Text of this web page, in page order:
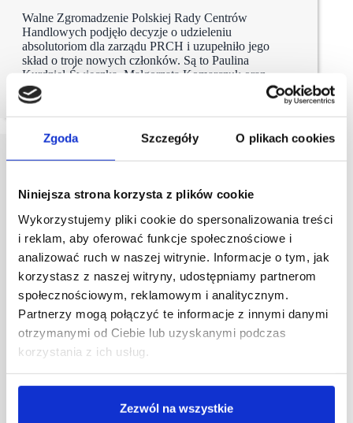
Zgoda Szczegóły O plikach cookies
Niniejsza strona korzysta z plików cookie
Wykorzystujemy pliki cookie do spersonalizowania treści
i reklam, aby oferować funkcje społecznościowe i
analizować ruch w naszej witrynie. Informacje o tym, jak
korzystasz z naszej witryny, udostępniamy partnerom
społecznościowym, reklamowym i analitycznym.
Partnerzy mogą połączyć te informacje z innymi danymi
otrzymanymi od Ciebie lub uzyskanymi podczas
korzystania z ich usług.
Zezwól na wszystkie
Walne Zgromadzenie Polskiej Rady Centrów
Handlowych podjęło decyzje o udzieleniu
absolutoriom dla zarządu PRCH i uzupełniło jego
skład o troje nowych członków. Są to Paulina
Kurdziel-Świeczka, Małgorzata Komarczuk oraz
Jacek Wesołowski